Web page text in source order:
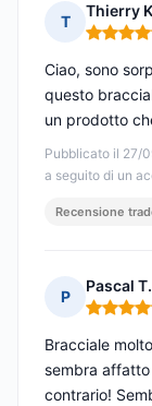
T
Thierry
Nota: 5
Pubblicato il 27/
a seguito di un
Ciao, sono
questo
un prodotto
Recensione
P
Pascal T.
Nota: 5
Bracciale
sembra
contrario!